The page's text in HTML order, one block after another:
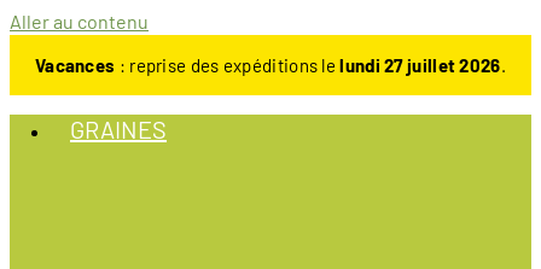
Aller au contenu
Vacances : reprise des expéditions lelundi 27 juillet 2026.
GRAINES